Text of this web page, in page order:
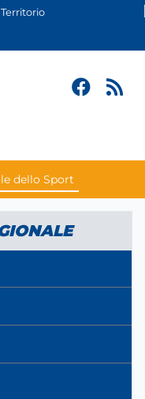
Territorio
dello Sport